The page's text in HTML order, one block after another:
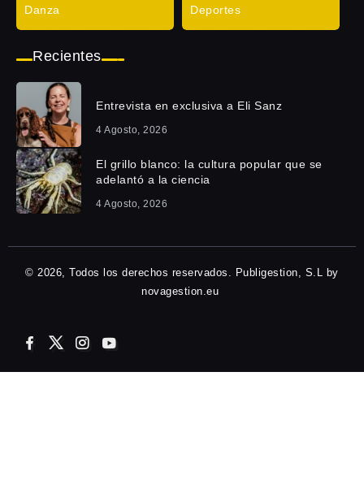
Danza Deportes
Recientes
Entrevista en exclusiva a Eli Sanz
4 Agosto, 2026
El grillo blanco: la cultura popular que se
adelantó a la ciencia
4 Agosto, 2026
© 2026, Todos los derechos reservados. Publigestion, S.L by
novagestion.eu